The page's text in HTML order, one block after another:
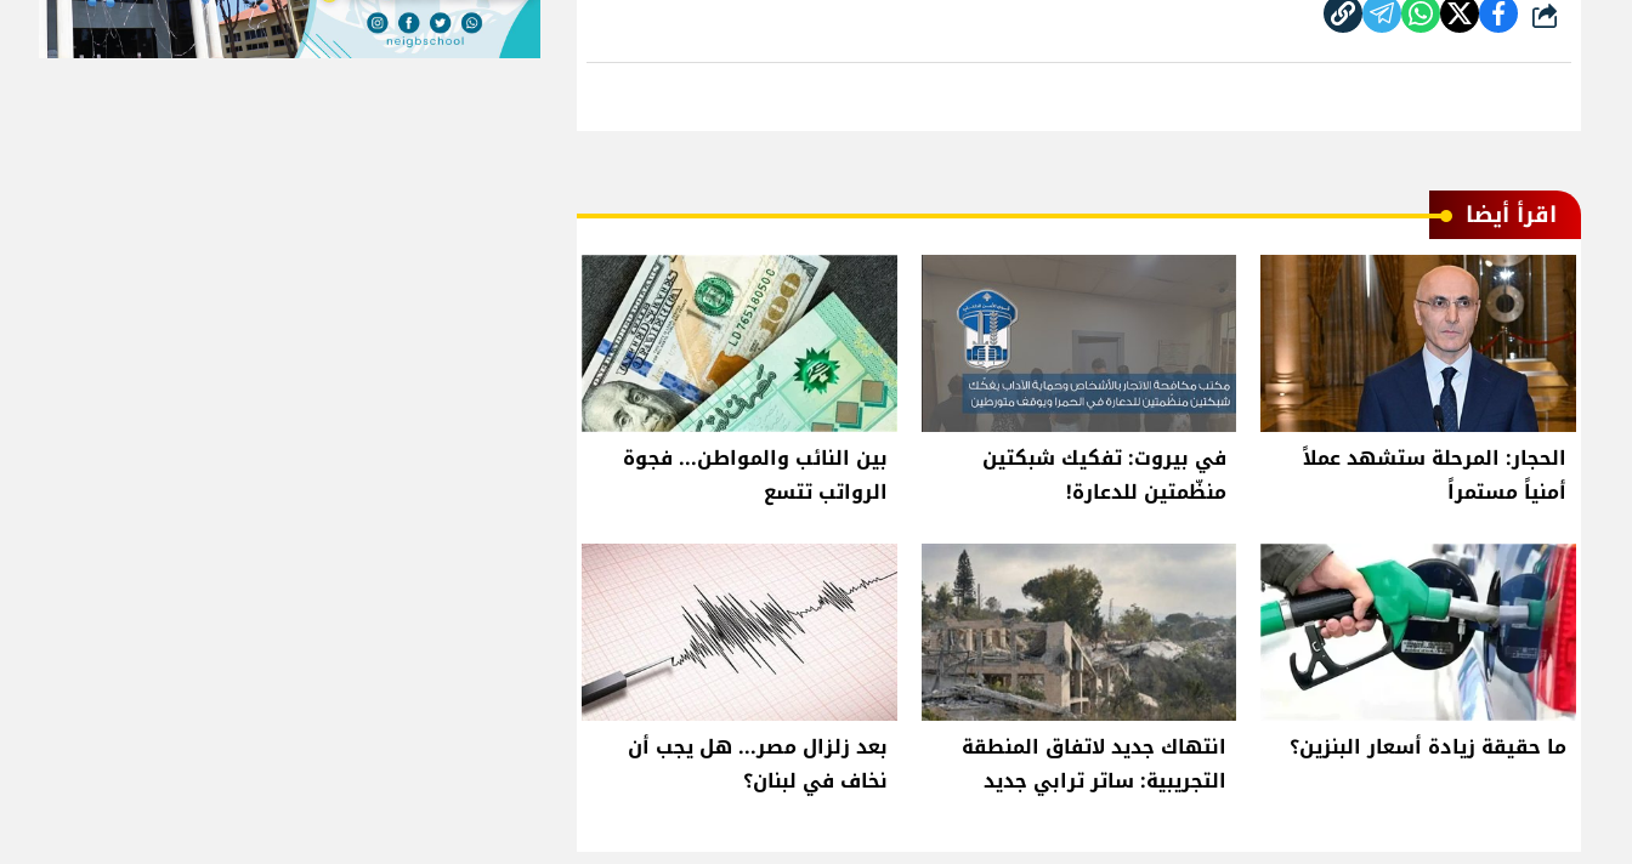
شارك
اقرأ أيضا
الحجار: المرحلة ستشهد عملاً
أمنياً مستمراً
في بيروت: تفكيك شبكتين
منظّمتين للدعارة!
بين النائب والمواطن... فجوة
الرواتب تتسع
ما حقيقة زيادة أسعار البنزين؟
انتهاك جديد لاتفاق المنطقة
التجريبية: ساتر ترابي جديد
بعد زلزال مصر... هل يجب أن
نخاف في لبنان؟